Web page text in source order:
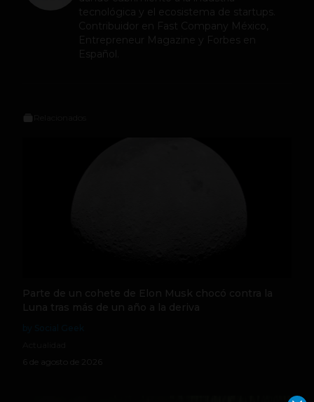
tecnológica y el ecosistema de startups.
Contribuidor en Fast Company México,
Entrepreneur Magazine y Forbes en
Español.
Parte de un cohete de Elon Musk chocó contra la
Luna tras más de un año a la deriva
6 de agosto de 2026